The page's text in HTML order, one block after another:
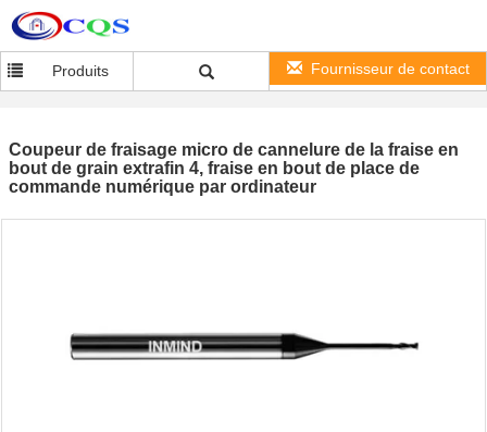
Produits Fournisseur de contact
Coupeur de fraisage micro de cannelure de la fraise en
bout de grain extrafin 4, fraise en bout de place de
commande numérique par ordinateur